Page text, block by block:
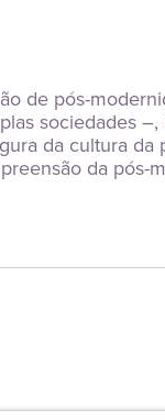
de pós-
sociedades
da cultura
da pós-